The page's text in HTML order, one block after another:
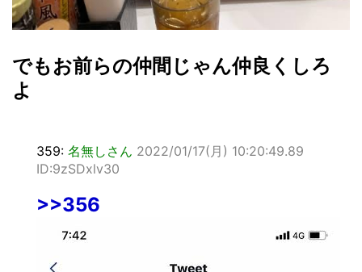
でもお前らの仲間じゃん仲良くしろ
よ
359: 名無しさん 2022/01/17(月) 10:20:49.89
ID:9zSDxlv30
>>356